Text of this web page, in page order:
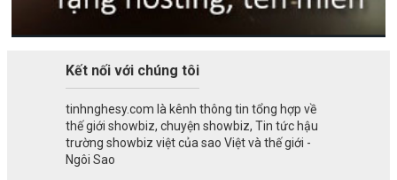
Kết nối với chúng tôi
tinhnghesy.com là kênh thông tin tổng hợp về
thế giới showbiz, chuyện showbiz, Tin tức hậu
trường showbiz việt của sao Việt và thế giới -
Ngôi Sao